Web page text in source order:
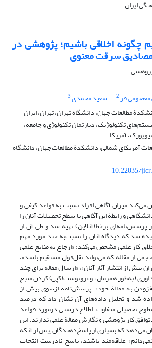
چگونه اخلاقی باشیم؛ پژوهشی در
مصادیق سرقت معنوی
پژوهشی
معصومی فر2 سعید محمدی3
مطالعات جهان، دانشگاه تهران، تهران، ایران
تکنولوژیک، دپارتمان تکنولوژی و جامعه،
آمریکا
آمریکای شمالی، دانشکدۀ مطالعات جهان، دانشگاه
10.22035/
میزان آگاهی افراد نسبت به قواعد کیفی و
و رابطۀ این آگاهی با سطح تحصیلات آنان را
پرسش‌نامه‌ای برخط(آنلاین) تهیه شد و طی آن از
شد که دیدگاه آنان را نسبت‌به چند مورد مهم
کار علمی مشخص می‌کند: «ارجاع به منابع علمی
از مقاله که می‌تواند نقل‌قول مستقیم باشد»،
پیش از انتشار آثار آنان»، «ارسال مقاله برای چند
به‌طور همزمان» و «رونوشت(کپی) کردن منبع
به مقالۀ خود». پرسش‌نامه ازسوی بیش از
شد و تحلیل داده‌های آن نشان داد که درصد
سطوح تحصیلی متفاوت، اطلاع درستی درمورد قواعد
کار پژوهشی و نگارش مقالۀ علمی ندارند. این
می‌دهد که بسیاری از پاسخ‌دهندگان بیش از آنکه
علاقه‌مند باشند، پاسخ نادرست انتخاب